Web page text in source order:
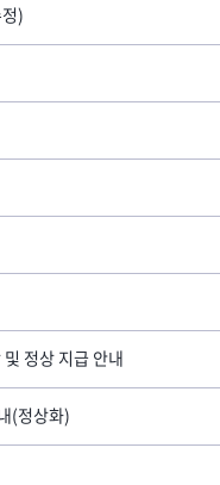
)
정상 지급 안내
(정상화)